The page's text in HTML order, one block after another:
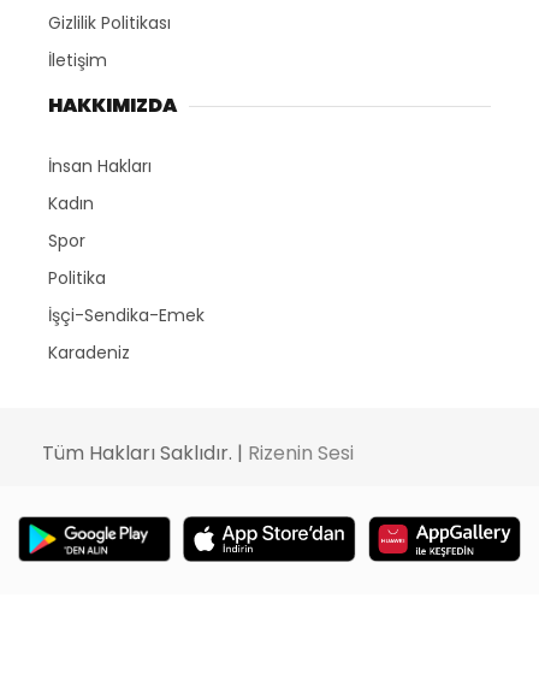
Gizlilik Politikası
İletişim
HAKKIMIZDA
İnsan Hakları
Kadın
Spor
Politika
İşçi-Sendika-Emek
Karadeniz
Tüm Hakları Saklıdır. | Rizenin Sesi